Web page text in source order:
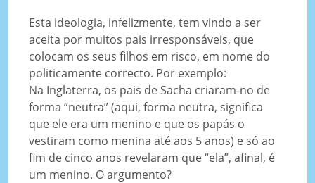
Esta ideologia, infelizmente, tem vindo a ser
aceita por muitos pais irresponsáveis, que
colocam os seus filhos em risco, em nome do
politicamente correcto. Por exemplo:
Na Inglaterra, os pais de Sacha criaram-no de
forma “neutra” (aqui, forma neutra, significa
que ele era um menino e que os papás o
vestiram como menina até aos 5 anos) e só ao
fim de cinco anos revelaram que “ela”, afinal, é
um menino. O argumento?